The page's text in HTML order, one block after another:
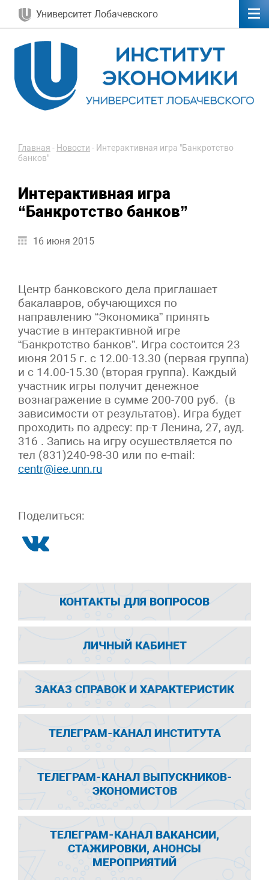
Университет Лобачевского
Главная - Новости - Интерактивная игра "Банкротство
банков"
Интерактивная игра
“Банкротство банков”
16 июня 2015
Центр банковского дела приглашает
бакалавров, обучающихся по
направлению “Экономика” принять
участие в интерактивной игре
“Банкротство банков”. Игра состоится 23
июня 2015 г. с 12.00-13.30 (первая группа)
и с 14.00-15.30 (вторая группа). Каждый
участник игры получит денежное
вознагражение в сумме 200-700 руб. (в
зависимости от результатов). Игра будет
проходить по адресу: пр-т Ленина, 27, ауд.
316 . Запись на игру осушествляется по
тел (831)240-98-30 или по e-mail:
centr@iee.unn.ru
Поделиться:
КОНТАКТЫ ДЛЯ ВОПРОСОВ
ЛИЧНЫЙ КАБИНЕТ
ЗАКАЗ СПРАВОК И ХАРАКТЕРИСТИК
ТЕЛЕГРАМ-КАНАЛ ИНСТИТУТА
ТЕЛЕГРАМ-КАНАЛ ВЫПУСКНИКОВ-
ЭКОНОМИСТОВ
ТЕЛЕГРАМ-КАНАЛ ВАКАНСИИ,
СТАЖИРОВКИ, АНОНСЫ
МЕРОПРИЯТИЙ